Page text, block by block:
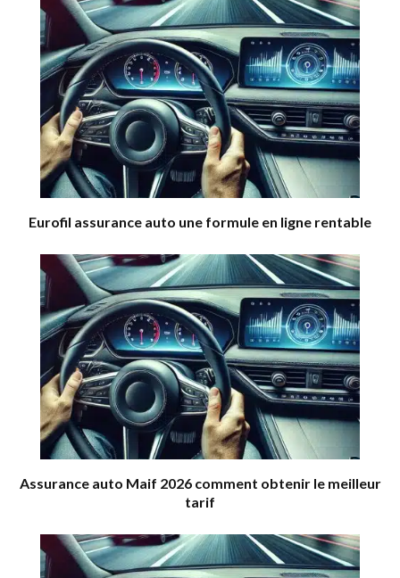
Eurofil assurance auto une formule en ligne rentable
Assurance auto Maif 2026 comment obtenir le meilleur
tarif